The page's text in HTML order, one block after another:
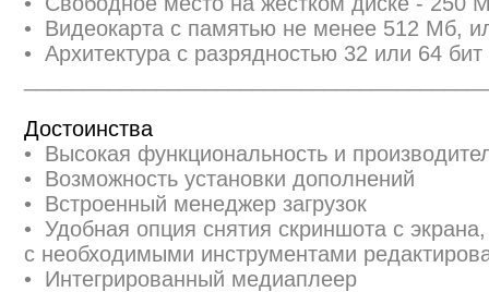
• Видеокарта с памятью не менее 512 Мб,
• Архитектура с разрядностью 32 или 64
Достоинства
• Высокая функциональность и
• Возможность установки дополнений
• Встроенный менеджер загрузок
• Удобная опция снятия скриншота с экрана,
с необходимыми инструментами
• Интегрированный медиаплеер